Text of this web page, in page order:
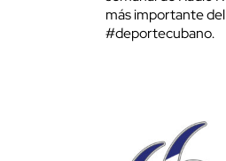
más importante del
#deportecubano.